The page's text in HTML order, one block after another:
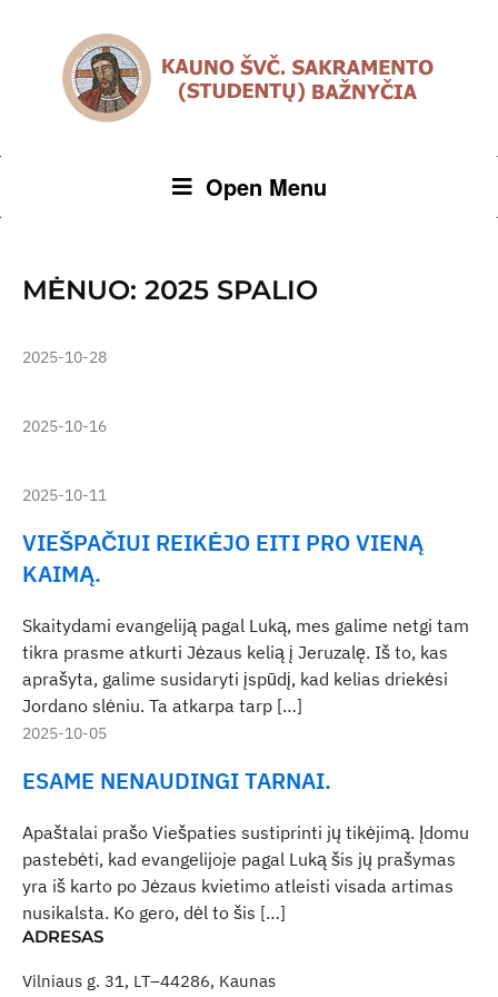
Open Menu
MĖNUO: 2025 SPALIO
2025-10-28
2025-10-16
2025-10-11
VIEŠPAČIUI REIKĖJO EITI PRO VIENĄ
KAIMĄ.
Skaitydami evangeliją pagal Luką, mes galime netgi tam
tikra prasme atkurti Jėzaus kelią į Jeruzalę. Iš to, kas
aprašyta, galime susidaryti įspūdį, kad kelias driekėsi
Jordano slėniu. Ta atkarpa tarp […]
2025-10-05
ESAME NENAUDINGI TARNAI.
Apaštalai prašo Viešpaties sustiprinti jų tikėjimą. Įdomu
pastebėti, kad evangelijoje pagal Luką šis jų prašymas
yra iš karto po Jėzaus kvietimo atleisti visada artimas
nusikalsta. Ko gero, dėl to šis […]
ADRESAS
Vilniaus g. 31, LT–44286, Kaunas